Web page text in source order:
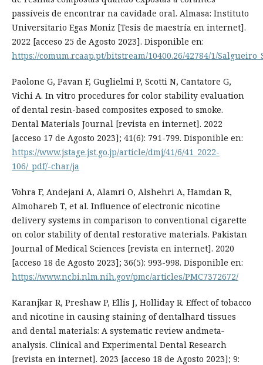
passíveis de encontrar na cavidade oral. Almasa: Instituto
Universitario Egas Moniz [Tesis de maestría en internet].
2022 [acceso 25 de Agosto 2023]. Disponible en:
https://comum.rcaap.pt/bitstream/10400.26/42784/1/
Paolone G, Pavan F, Guglielmi P, Scotti N, Cantatore G,
Vichi A. In vitro procedures for color stability evaluation
of dental resin-based composites exposed to smoke.
Dental Materials Journal [revista en internet]. 2022
[acceso 17 de Agosto 2023]; 41(6): 791-799. Disponible en:
https://www.jstage.jst.go.jp/article/dmj/41/6/41_2022-
106/_pdf/-char/ja
Vohra F, Andejani A, Alamri O, Alshehri A, Hamdan R,
Almohareb T, et al. Influence of electronic nicotine
delivery systems in comparison to conventional cigarette
on color stability of dental restorative materials. Pakistan
Journal of Medical Sciences [revista en internet]. 2020
[acceso 18 de Agosto 2023]; 36(5): 993-998. Disponible en:
https://www.ncbi.nlm.nih.gov/pmc/articles/PMC7372672/
Karanjkar R, Preshaw P, Ellis J, Holliday R. Effect of tobacco
and nicotine in causing staining of dentalhard tissues
and dental materials: A systematic review andmeta‐
analysis. Clinical and Experimental Dental Research
[revista en internet]. 2023 [acceso 18 de Agosto 2023]; 9: